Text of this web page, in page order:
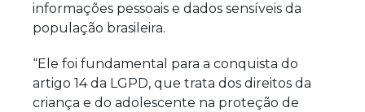
informações pessoais e dados sensíveis da
população brasileira.
“Ele foi fundamental para a conquista do
artigo 14 da LGPD, que trata dos direitos da
criança e do adolescente na proteção de